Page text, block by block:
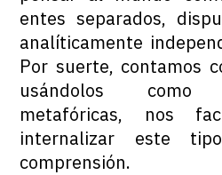
entes separados,
analíticamente
Por suerte, contamos
usándolos como
metafóricas, nos
internalizar este
comprensión.